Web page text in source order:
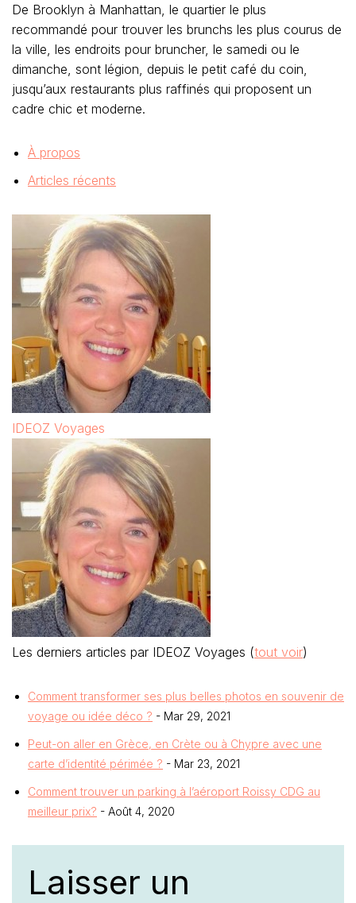
De Brooklyn à Manhattan, le quartier le plus
recommandé pour trouver les brunchs les plus courus de
la ville, les endroits pour bruncher, le samedi ou le
dimanche, sont légion, depuis le petit café du coin,
jusqu’aux restaurants plus raffinés qui proposent un
cadre chic et moderne.
À propos
Articles récents
IDEOZ Voyages
Les derniers articles par IDEOZ Voyages (tout voir)
Comment transformer ses plus belles photos en souvenir de
voyage ou idée déco ? - Mar 29, 2021
Peut-on aller en Grèce, en Crète ou à Chypre avec une
carte d’identité périmée ? - Mar 23, 2021
Comment trouver un parking à l’aéroport Roissy CDG au
meilleur prix? - Août 4, 2020
Laisser un